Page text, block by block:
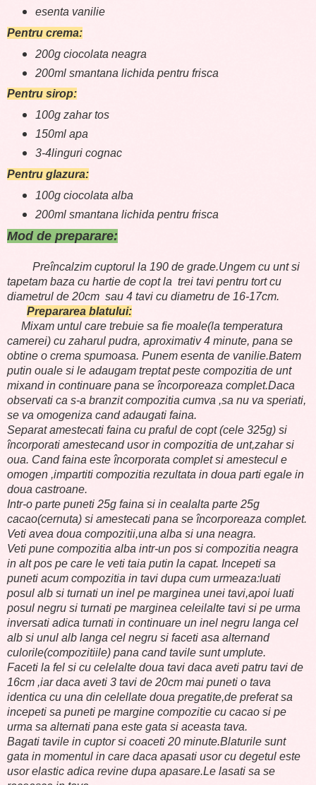
esenta vanilie
Pentru crema:
200g ciocolata neagra
200ml smantana lichida pentru frisca
Pentru sirop:
100g zahar tos
150ml apa
3-4linguri cognac
Pentru glazura:
100g ciocolata alba
200ml smantana lichida pentru frisca
Mod de preparare:
Preîncalzim cuptorul la 190 de grade.Ungem cu unt si
tapetam baza cu hartie de copt la trei tavi pentru tort cu
diametrul de 20cm sau 4 tavi cu diametru de 16-17cm.
Prepararea blatului:
Mixam untul care trebuie sa fie moale(la temperatura
camerei) cu zaharul pudra, aproximativ 4 minute, pana se
obtine o crema spumoasa. Punem esenta de vanilie.Batem
putin ouale si le adaugam treptat peste compozitia de unt
mixand in continuare pana se încorporeaza complet.Daca
observati ca s-a branzit compozitia cumva ,sa nu va speriati,
se va omogeniza cand adaugati faina.
Separat amestecati faina cu praful de copt (cele 325g) si
încorporati amestecand usor in compozitia de unt,zahar si
oua. Cand faina este încorporata complet si amestecul e
omogen ,impartiti compozitia rezultata in doua parti egale in
doua castroane.
Intr-o parte puneti 25g faina si in cealalta parte 25g
cacao(cernuta) si amestecati pana se încorporeaza complet.
Veti avea doua compozitii,una alba si una neagra.
Veti pune compozitia alba intr-un pos si compozitia neagra
in alt pos pe care le veti taia putin la capat. Incepeti sa
puneti acum compozitia in tavi dupa cum urmeaza:luati
posul alb si turnati un inel pe marginea unei tavi,apoi luati
posul negru si turnati pe marginea celeilalte tavi si pe urma
inversati adica turnati in continuare un inel negru langa cel
alb si unul alb langa cel negru si faceti asa alternand
culorile(compozitiile) pana cand tavile sunt umplute.
Faceti la fel si cu celelalte doua tavi daca aveti patru tavi de
16cm ,iar daca aveti 3 tavi de 20cm mai puneti o tava
identica cu una din celellate doua pregatite,de preferat sa
incepeti sa puneti pe margine compozitie cu cacao si pe
urma sa alternati pana este gata si aceasta tava.
Bagati tavile in cuptor si coaceti 20 minute.Blaturile sunt
gata in momentul in care daca apasati usor cu degetul este
usor elastic adica revine dupa apasare.Le lasati sa se